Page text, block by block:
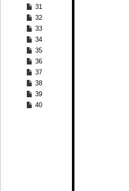
31
32
33
34
35
36
37
38
39
40